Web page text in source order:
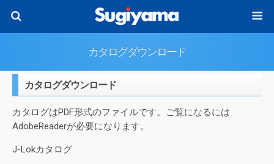
カタログダウンロード
カタログダウンロード
カタログはPDF形式のファイルです。ご覧になるには
AdobeReaderが必要になります。
J-Lokカタログ